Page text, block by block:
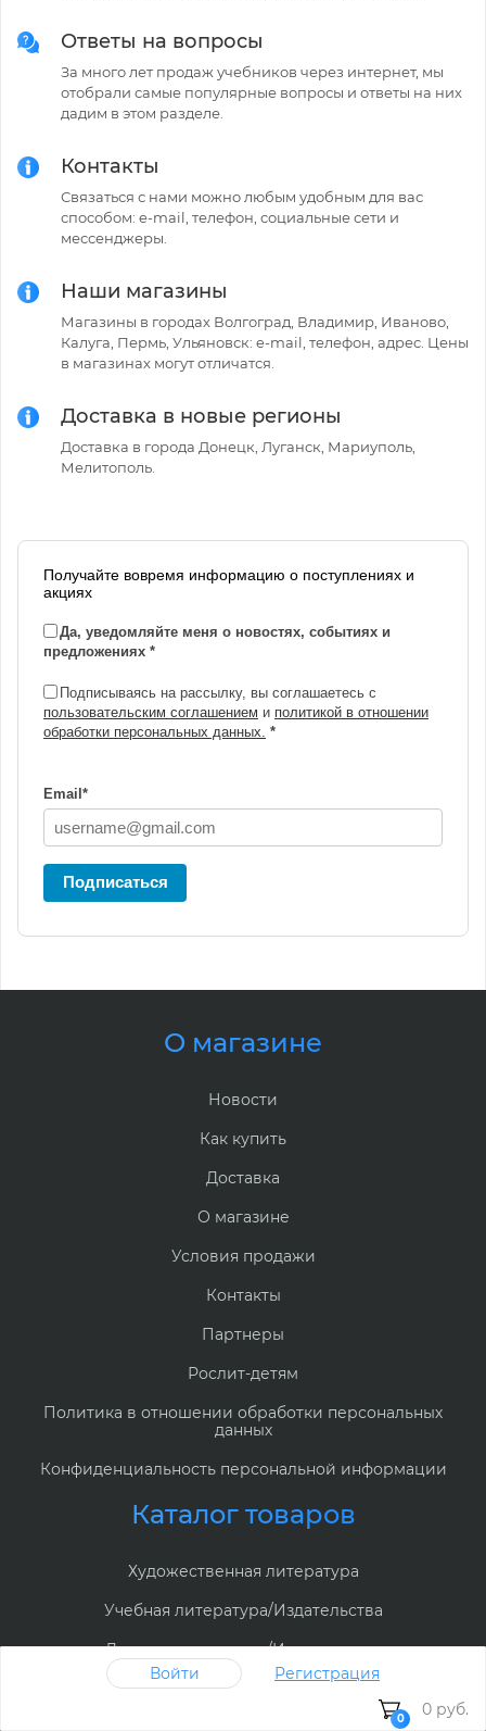
Ответы на вопросы
За много лет продаж учебников через интернет, мы
отобрали самые популярные вопросы и ответы на них
дадим в этом разделе.
Контакты
Связаться с нами можно любым удобным для вас
способом: e-mail, телефон, социальные сети и
мессенджеры.
Наши магазины
Магазины в городах Волгоград, Владимир, Иваново,
Калуга, Пермь, Ульяновск: e-mail, телефон, адрес. Цены
в магазинах могут отличатся.
Доставка в новые регионы
Доставка в города Донецк, Луганск, Мариуполь,
Мелитополь.
Получайте вовремя информацию о поступлениях и
акциях
Да, уведомляйте меня о новостях, событиях и
предложениях *
Подписываясь на рассылку, вы соглашаетесь с
пользовательским соглашением и политикой в отношении
обработки персональных данных. *
Email *
Подписаться
О магазине
Новости
Как купить
Доставка
О магазине
Условия продажи
Контакты
Партнеры
Рослит-детям
Политика в отношении обработки персональных
данных
Конфиденциальность персональной информации
Каталог товаров
Художественная литература
Учебная литература/Издательства
Детская литература/Издательства
Дипломы, грамоты
Войти Регистрация
0 0 руб.